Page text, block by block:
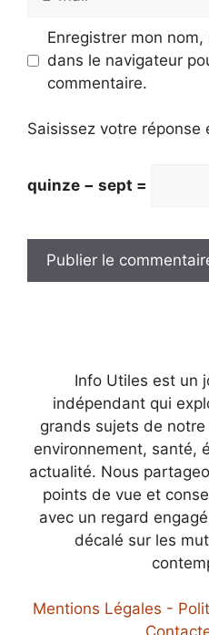
mail
Enregistrer mon
dans le navigateur
commentaire.
Saisissez votre réponse
quinze − sept =
Info Utiles est un
indépendant qui
grands sujets de
environnement, santé,
actualité. Nous
points de vue et
avec un regard
décalé sur les
Mentions Légales -